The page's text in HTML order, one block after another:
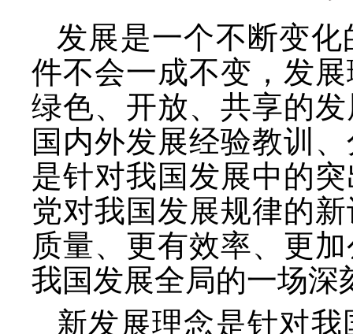
发展是一个不断变
件不会一成不变，发
绿色、开放、共享的
国内外发展经验教训
是针对我国发展中的
党对我国发展规律的
质量、更有效率、更
我国发展全局的一场深
新发展理念是针对